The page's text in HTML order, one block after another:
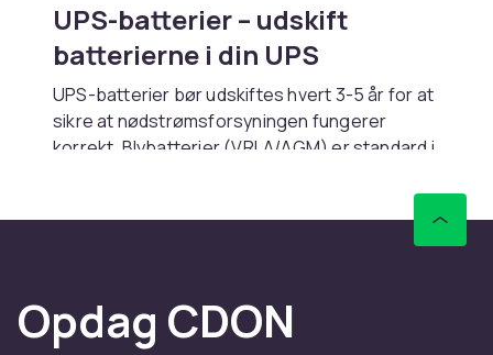
UPS-batterier – udskift
batterierne i din UPS
UPS-batterier bør udskiftes hvert 3-5 år for at
sikre at nødstrømsforsyningen fungerer
korrekt. Blybatterier (VRLA/AGM) er standard i
specifikationer som originalet. APC, Eaton og
Cyber Power har egne erstatningsbatterier.
Fordele og brugsanvisning til
Opdag CDON